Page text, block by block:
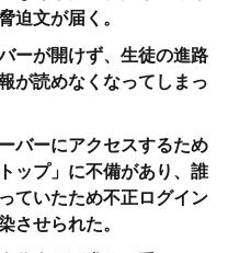
迫文が届く。
ーが開けず、生徒の進路
が読めなくなってしまっ
バーにアクセスするため
ップ」に不備があり、誰
ていたため不正ログイン
させられた。